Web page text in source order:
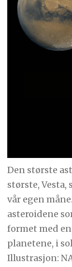
Den største
største,
vår egen
asteroidene
formet med
planetene, i
Illustrasjon: